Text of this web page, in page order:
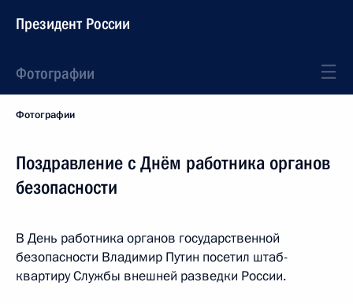
Президент России
Фотографии
Фотографии
Поздравление с Днём работника органов
безопасности
В День работника органов государственной
безопасности Владимир Путин посетил штаб-
квартиру Службы внешней разведки России.